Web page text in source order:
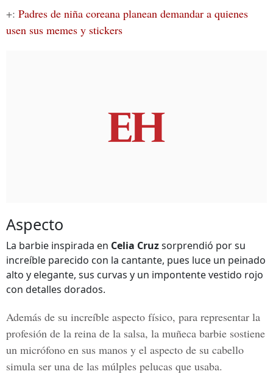
+: Padres de niña coreana planean demandar a quienes
usen sus memes y stickers
Aspecto
La barbie inspirada en Celia Cruzsorprendió por su
increíble parecido con la cantante, pues luce un peinado
alto y elegante, sus curvas y un impontente vestido rojo
con detalles dorados.
Además de su increíble aspecto físico, para representar la
profesión de la reina de la salsa, la muñeca barbie sostiene
un micrófono en sus manos y el aspecto de su cabello
simula ser una de las múlples pelucas que usaba.